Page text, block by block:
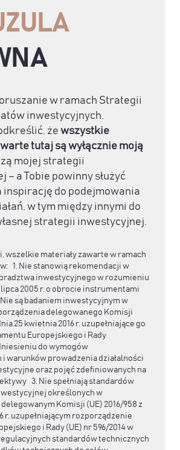
w ramach Strategii
inwestycyjnych,
że wszystkie
tutaj są wyłącznie moją
mojej strategii
– a Tobie powinny służyć
inspirację do podejmowania
w tym między innymi do
strategii inwestycyjnej.
wszelkie materiały zawarte w ramach
1. Nie stanowią rekomendacji w
inwestycyjnego w rozumieniu
lipca 2005 r. o obrocie instrumentami
są badaniem inwestycyjnym w
delegowanego Komisji
25 kwietnia 2016 r. uzupełniające go
Europejskiego i Rady
do wymogów
i warunków prowadzenia działalności
oraz pojęć zdefiniowanych na
3. Nie spełniają standardów
określonych w
Komisji (UE) 2016/958 z
r. uzupełniającym rozporządzenie
i Rady (UE) nr 596/2014 w
standardów technicznych